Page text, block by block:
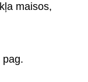
maisos,
pag.